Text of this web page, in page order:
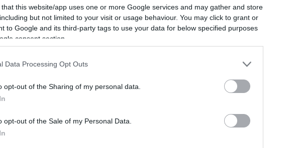
that this website/app uses one or more Google services and may gather and store
but not limited to your visit or usage behaviour. You may click to grant or
to Google and its third-party tags to use your data for below specified purposes
consent section.
Data Processing Opt Outs
opt-out of the Sharing of my personal data.
opt-out of the Sale of my Personal Data.
mai provato<\/h2>